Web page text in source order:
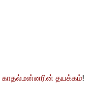
காதல்மன்னரின் தயக்கம்!